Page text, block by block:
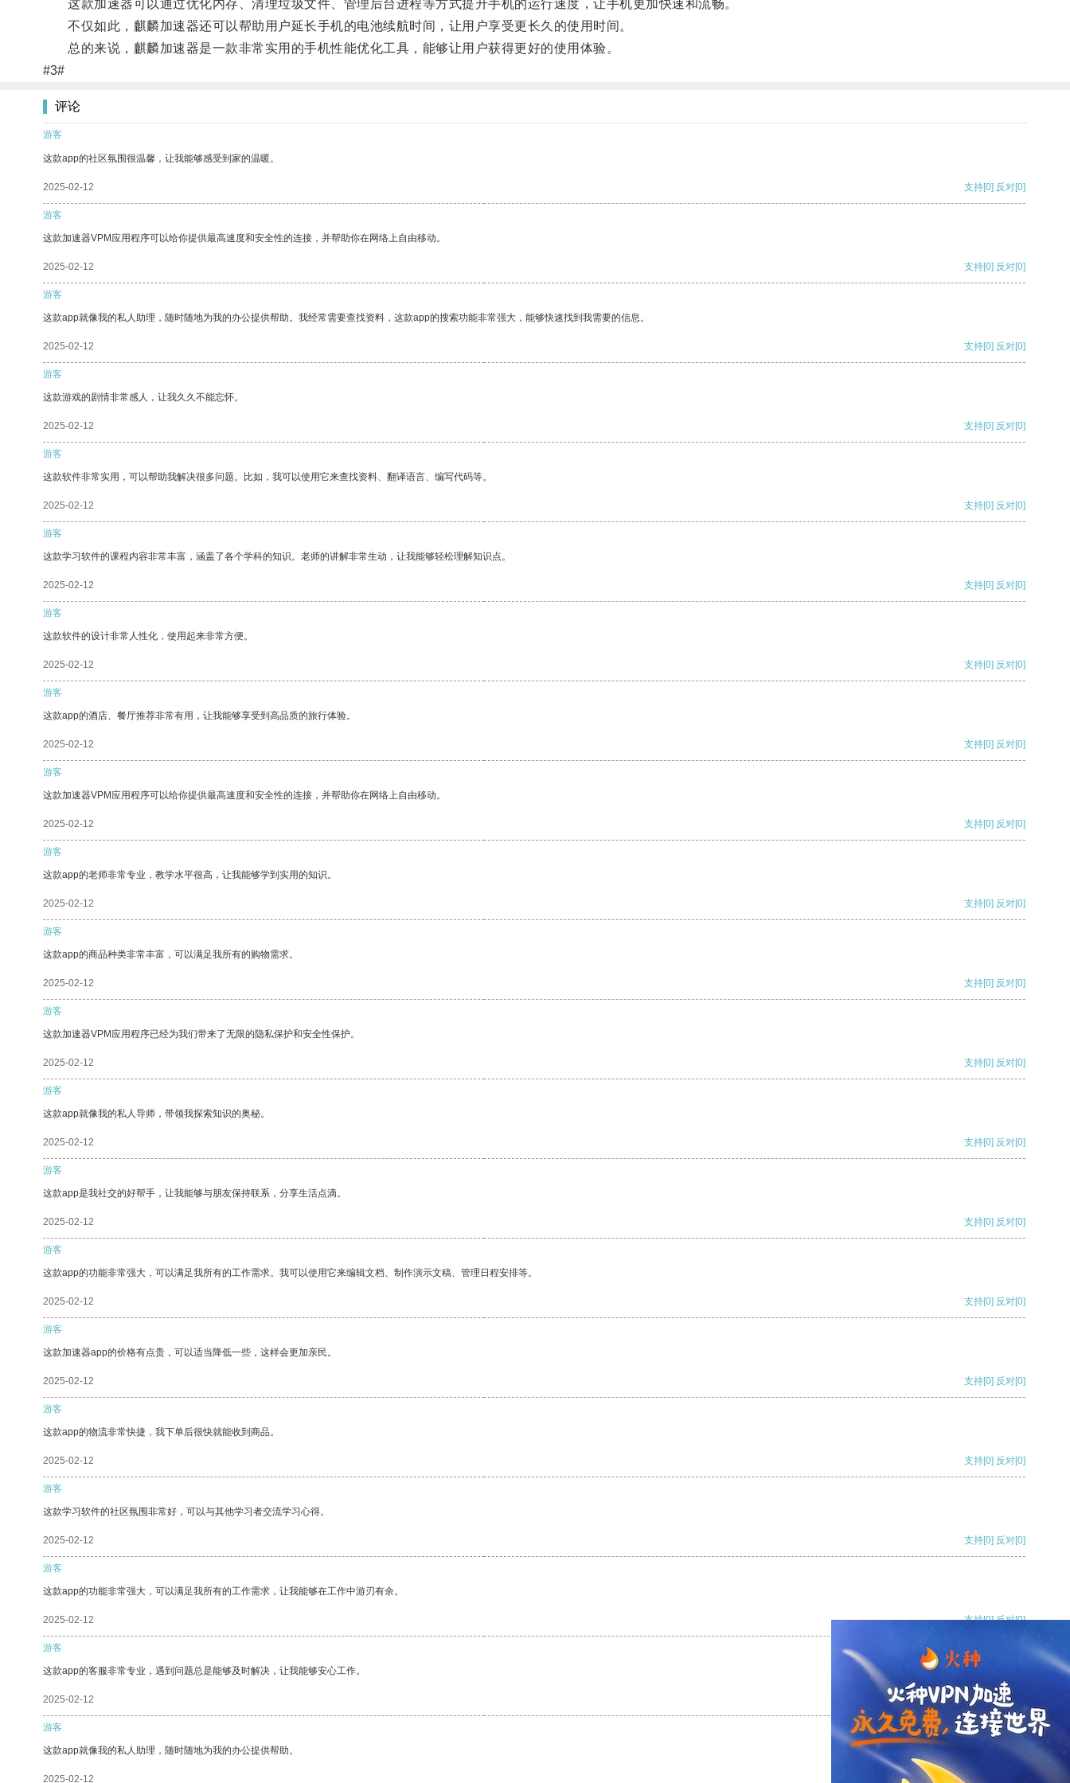
这款加速器可以通过优化内存、清理垃圾文件、管理后台进程等方式提升手机的运行速度，让手机更加快速和流畅。
不仅如此，麒麟加速器还可以帮助用户延长手机的电池续航时间，让用户享受更长久的使用时间。
总的来说，麒麟加速器是一款非常实用的手机性能优化工具，能够让用户获得更好的使用体验。
#3#
评论
游客
这款app的社区氛围很温馨，让我能够感受到家的温暖。
2025-02-12 支持[0] 反对[0]
游客
这款加速器VPM应用程序可以给你提供最高速度和安全性的连接，并帮助你在网络上自由移动。
2025-02-12 支持[0] 反对[0]
游客
这款app就像我的私人助理，随时随地为我的办公提供帮助。我经常需要查找资料，这款app的搜索功能非常强大，能够快速找到我需要的信息。
2025-02-12 支持[0] 反对[0]
游客
这款游戏的剧情非常感人，让我久久不能忘怀。
2025-02-12 支持[0] 反对[0]
游客
这款软件非常实用，可以帮助我解决很多问题。比如，我可以使用它来查找资料、翻译语言、编写代码等。
2025-02-12 支持[0] 反对[0]
游客
这款学习软件的课程内容非常丰富，涵盖了各个学科的知识。老师的讲解非常生动，让我能够轻松理解知识点。
2025-02-12 支持[0] 反对[0]
游客
这款软件的设计非常人性化，使用起来非常方便。
2025-02-12 支持[0] 反对[0]
游客
这款app的酒店、餐厅推荐非常有用，让我能够享受到高品质的旅行体验。
2025-02-12 支持[0] 反对[0]
游客
这款加速器VPM应用程序可以给你提供最高速度和安全性的连接，并帮助你在网络上自由移动。
2025-02-12 支持[0] 反对[0]
游客
这款app的老师非常专业，教学水平很高，让我能够学到实用的知识。
2025-02-12 支持[0] 反对[0]
游客
这款app的商品种类非常丰富，可以满足我所有的购物需求。
2025-02-12 支持[0] 反对[0]
游客
这款加速器VPM应用程序已经为我们带来了无限的隐私保护和安全性保护。
2025-02-12 支持[0] 反对[0]
游客
这款app就像我的私人导师，带领我探索知识的奥秘。
2025-02-12 支持[0] 反对[0]
游客
这款app是我社交的好帮手，让我能够与朋友保持联系，分享生活点滴。
2025-02-12 支持[0] 反对[0]
游客
这款app的功能非常强大，可以满足我所有的工作需求。我可以使用它来编辑文档、制作演示文稿、管理日程安排等。
2025-02-12 支持[0] 反对[0]
游客
这款加速器app的价格有点贵，可以适当降低一些，这样会更加亲民。
2025-02-12 支持[0] 反对[0]
游客
这款app的物流非常快捷，我下单后很快就能收到商品。
2025-02-12 支持[0] 反对[0]
游客
这款学习软件的社区氛围非常好，可以与其他学习者交流学习心得。
2025-02-12 支持[0] 反对[0]
游客
这款app的功能非常强大，可以满足我所有的工作需求，让我能够在工作中游刃有余。
2025-02-12 支持[0] 反对[0]
游客
这款app的客服非常专业，遇到问题总是能够及时解决，让我能够安心工作。
2025-02-12 支持[0] 反对
游客
这款app就像我的私人助理，随时随地为我的办公提供帮助。
2025-02-12 支持